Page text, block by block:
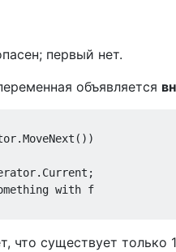
первый нет.
объявляется
with f
что существует только 1